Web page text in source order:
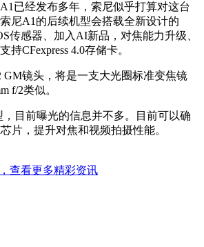
已经发布多年，索尼似乎打算对这台
尼A1的后续机型会搭载全新设计的
传感器、加入AI新品，对焦能力升级、
CFexpress 4.0存储卡。
GM镜头，将是一支大光圈标准变焦镜
f/2类似。
目前曝光的信息并不多。目前可以确
片，提升对焦和视频拍摄性能。
查看更多精彩资讯